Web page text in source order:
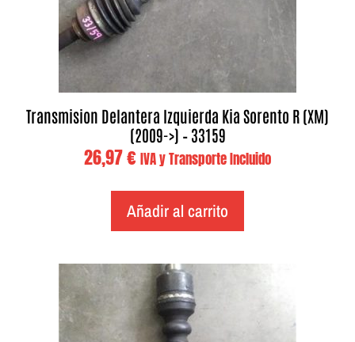
Transmision Delantera Izquierda Kia Sorento R (XM)
(2009->) – 33159
26,97€ IVA y Transporte Incluido
Añadir al carrito